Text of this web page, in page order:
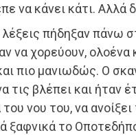
να κάνει κάτι. Αλλά
λέξεις πήδηξαν πάνω
να χορεύουν, ολοένα
πιο μανιωδώς. Ο
τις βλέπει και ήταν
του νου του, να
ξαφνικά το